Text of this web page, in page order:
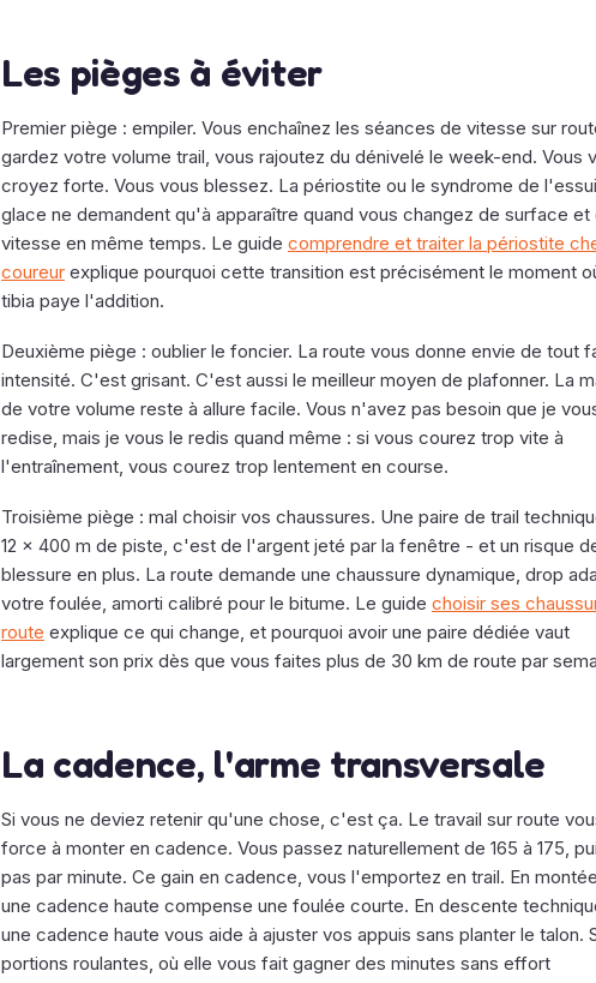
Les pièges à éviter
Premier piège : empiler. Vous enchaînez les séances de vitesse sur
gardez votre volume trail, vous rajoutez du dénivelé le week-end. Vous
croyez forte. Vous vous blessez. La périostite ou le syndrome de
glace ne demandent qu'à apparaître quand vous changez de surface et
vitesse en même temps. Le guide comprendre et traiter la périostite
coureur explique pourquoi cette transition est précisément le moment
tibia paye l'addition.
Deuxième piège : oublier le foncier. La route vous donne envie de tout
intensité. C'est grisant. C'est aussi le meilleur moyen de plafonner. La
de votre volume reste à allure facile. Vous n'avez pas besoin que je
redise, mais je vous le redis quand même : si vous courez trop vite à
l'entraînement, vous courez trop lentement en course.
Troisième piège : mal choisir vos chaussures. Une paire de trail
12 × 400 m de piste, c'est de l'argent jeté par la fenêtre - et un risque
blessure en plus. La route demande une chaussure dynamique, drop
votre foulée, amorti calibré pour le bitume. Le guide choisir ses
route explique ce qui change, et pourquoi avoir une paire dédiée vaut
largement son prix dès que vous faites plus de 30 km de route par
La cadence, l'arme transversale
Si vous ne deviez retenir qu'une chose, c'est ça. Le travail sur route
force à monter en cadence. Vous passez naturellement de 165 à 175,
pas par minute. Ce gain en cadence, vous l'emportez en trail. En
une cadence haute compense une foulée courte. En descente
une cadence haute vous aide à ajuster vos appuis sans planter le talon.
portions roulantes, où elle vous fait gagner des minutes sans effort